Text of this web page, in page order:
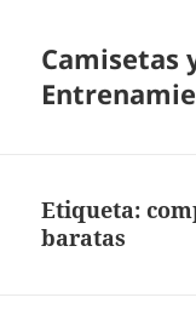
Camisetas
Etiqueta:
baratas